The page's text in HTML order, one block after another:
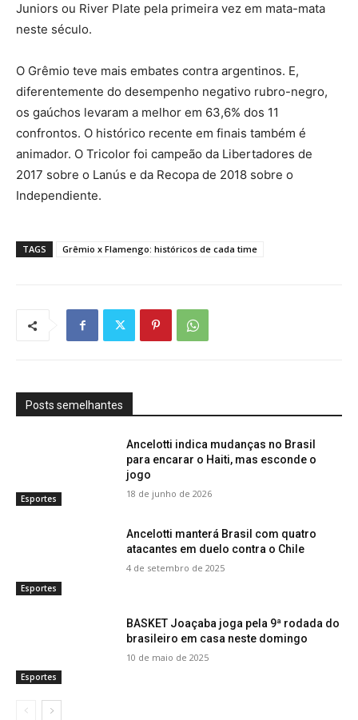
Juniors ou River Plate pela primeira vez em mata-mata
neste século.
O Grêmio teve mais embates contra argentinos. E,
diferentemente do desempenho negativo rubro-negro,
os gaúchos levaram a melhor em 63,6% dos 11
confrontos. O histórico recente em finais também é
animador. O Tricolor foi campeão da Libertadores de
2017 sobre o Lanús e da Recopa de 2018 sobre o
Independiente.
TAGS Grêmio x Flamengo: históricos de cada time
Posts semelhantes
Esportes
Ancelotti indica mudanças no Brasil
para encarar o Haiti, mas esconde o
jogo
18 de junho de 2026
Esportes
Ancelotti manterá Brasil com quatro
atacantes em duelo contra o Chile
4 de setembro de 2025
Esportes
BASKET Joaçaba joga pela 9ª rodada do
brasileiro em casa neste domingo
10 de maio de 2025